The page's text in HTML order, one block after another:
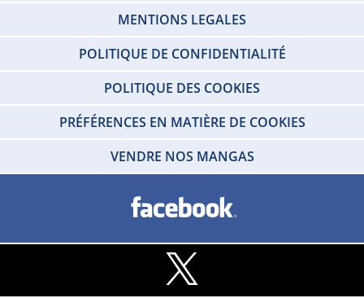
MENTIONS LEGALES
POLITIQUE DE CONFIDENTIALITÉ
POLITIQUE DES COOKIES
PRÉFÉRENCES EN MATIÈRE DE COOKIES
VENDRE NOS MANGAS